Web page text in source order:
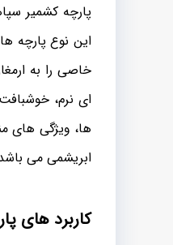
پارچه کشمیر
این نوع پارچه
خاصی را به
ای نرم،
ها، ویژگی های
ابریشمی می
کاربرد های